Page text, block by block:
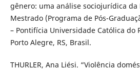
gênero: uma análise sociojurídica da
Mestrado (Programa de Pós-
– Pontifícia Universidade Católica do
Porto Alegre, RS, Brasil.
THURLER, Ana Liési. “Violência